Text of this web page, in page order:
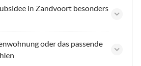
in Zandvoort besonders
oder das passende